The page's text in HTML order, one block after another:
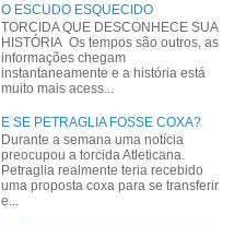
O ESCUDO ESQUECIDO
TORCIDA QUE DESCONHECE SUA
HISTÓRIA Os tempos são outros, as
informações chegam
instantaneamente e a história está
muito mais acess...
E SE PETRAGLIA FOSSE COXA?
Durante a semana uma notícia
preocupou a torcida Atleticana.
Petraglia realmente teria recebido
uma proposta coxa para se transferir
e...